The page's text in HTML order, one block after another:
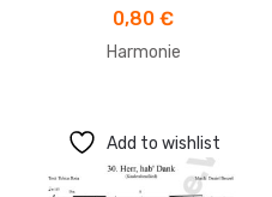
0,80 €
Harmonie
Add to wishlist